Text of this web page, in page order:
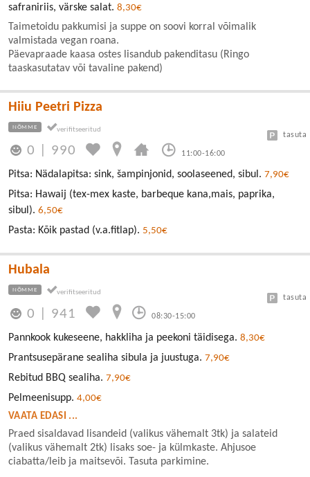
safraniriis, värske salat. 8,30€
Taimetoidu pakkumisi ja suppe on soovi korral võimalik
valmistada vegan roana.
Päevapraade kaasa ostes lisandub pakenditasu (Ringo
taaskasutatav või tavaline pakend)
Hiiu Peetri Pizza
NÕMME
0 990 11:00-16:00
tasuta
Pitsa: Nädalapitsa: sink, šampinjonid, soolaseened, sibul. 7,90€
Pitsa: Hawaij (tex-mex kaste, barbeque kana,mais, paprika,
sibul). 6,50€
Pasta: Kõik pastad (v.a.fitlap). 5,50€
Hubala
NÕMME
0 941 08:30-15:00
tasuta
Pannkook kukeseene, hakkliha ja peekoni täidisega. 8,30€
Prantsusepärane sealiha sibula ja juustuga. 7,90€
Rebitud BBQ sealiha. 7,90€
Pelmeenisupp. 4,00€
VAATA EDASI ...
Praed sisaldavad lisandeid (valikus vähemalt 3tk) ja salateid
(valikus vähemalt 2tk) lisaks soe- ja külmkaste. Ahjusoe
ciabatta/leib ja maitsevõi. Tasuta parkimine.